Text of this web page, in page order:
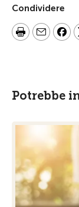
Condividere
Potrebbe